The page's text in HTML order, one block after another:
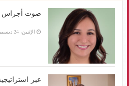
صوت أجراس
الإثنين، 24 ديسمبر 2018 09:27 ص
عبر